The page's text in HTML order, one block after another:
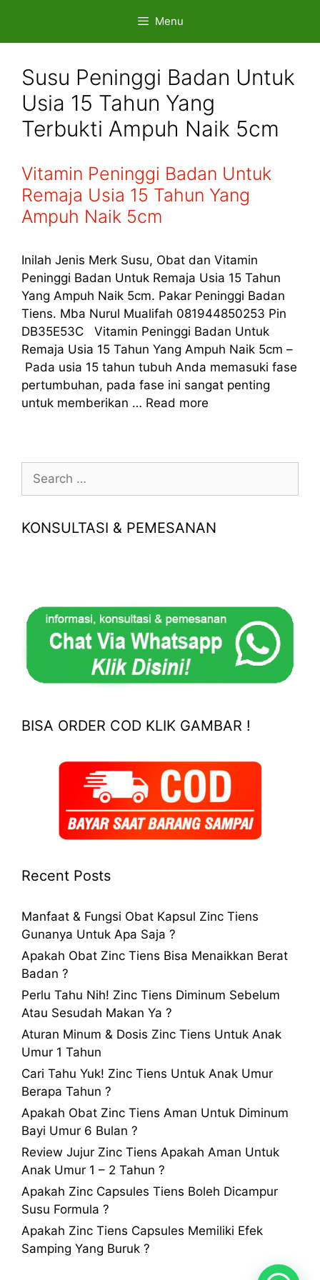
content
Menu
Susu Peninggi Badan Untuk
Usia 15 Tahun Yang
Terbukti Ampuh Naik 5cm
Vitamin Peninggi Badan Untuk
Remaja Usia 15 Tahun Yang
Ampuh Naik 5cm
Inilah Jenis Merk Susu, Obat dan Vitamin
Peninggi Badan Untuk Remaja Usia 15 Tahun
Yang Ampuh Naik 5cm. Pakar Peninggi Badan
Tiens. Mba Nurul Mualifah 081944850253 Pin
DB35E53C Vitamin Peninggi Badan Untuk
Remaja Usia 15 Tahun Yang Ampuh Naik 5cm –
Pada usia 15 tahun tubuh Anda memasuki fase
pertumbuhan, pada fase ini sangat penting
untuk memberikan … Read more
Search
for:
KONSULTASI & PEMESANAN
BISA ORDER COD KLIK GAMBAR !
Recent Posts
Manfaat & Fungsi Obat Kapsul Zinc Tiens
Gunanya Untuk Apa Saja ?
Apakah Obat Zinc Tiens Bisa Menaikkan Berat
Badan ?
Perlu Tahu Nih! Zinc Tiens Diminum Sebelum
Atau Sesudah Makan Ya ?
Aturan Minum & Dosis Zinc Tiens Untuk Anak
Umur 1 Tahun
Cari Tahu Yuk! Zinc Tiens Untuk Anak Umur
Berapa Tahun ?
Apakah Obat Zinc Tiens Aman Untuk Diminum
Bayi Umur 6 Bulan ?
Review Jujur Zinc Tiens Apakah Aman Untuk
Anak Umur 1 – 2 Tahun ?
Apakah Zinc Capsules Tiens Boleh Dicampur
Susu Formula ?
Apakah Zinc Tiens Capsules Memiliki Efek
Samping Yang Buruk ?